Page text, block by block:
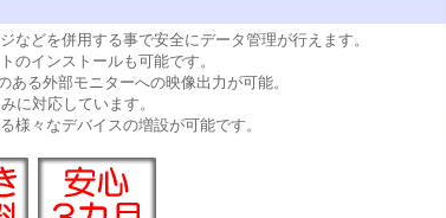
などを併用する事で安全にデータ管理が行えます。
のインストールも可能です。
る外部モニターへの映像出力が可能。
に対応しています。
様々なデバイスの増設が可能です。